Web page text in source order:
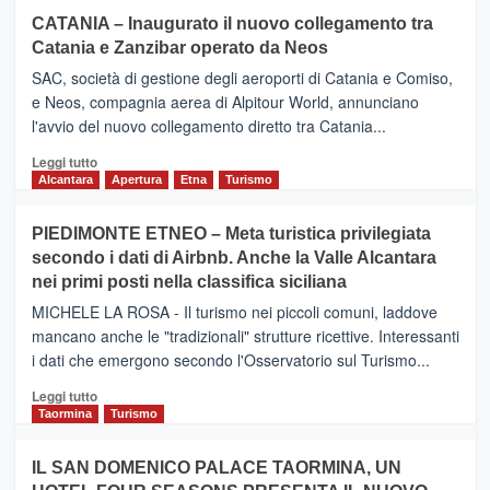
CATANIA – Inaugurato il nuovo collegamento tra
Catania e Zanzibar operato da Neos
SAC, società di gestione degli aeroporti di Catania e Comiso,
e Neos, compagnia aerea di Alpitour World, annunciano
l'avvio del nuovo collegamento diretto tra Catania...
Leggi tuttoLeggi
CATANIA
–
Inaugurato
il
nuovo
collegamento
tra
e
Zanzibar
da
Alcantara Apertura Etna Turismo
PIEDIMONTE ETNEO – Meta turistica privilegiata
secondo i dati di Airbnb. Anche la Valle Alcantara
nei primi posti nella classifica siciliana
MICHELE LA ROSA - Il turismo nei piccoli comuni, laddove
mancano anche le "tradizionali" strutture ricettive. Interessanti
i dati che emergono secondo l'Osservatorio sul Turismo...
Leggi tuttoLeggi
PIEDIMONTE
Taormina Turismo
IL SAN DOMENICO PALACE TAORMINA, UN